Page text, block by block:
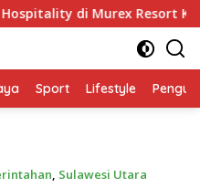
di Murex Resort
Sport Lifestyle
, Sulawesi Utara